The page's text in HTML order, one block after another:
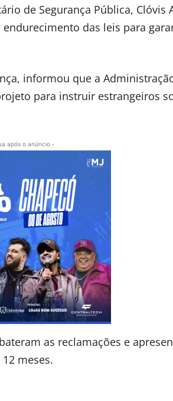
de Segurança Pública, Clóvis
das leis para
informou que a
para instruir estrangeiros
após o anúncio -
as reclamações e
meses.